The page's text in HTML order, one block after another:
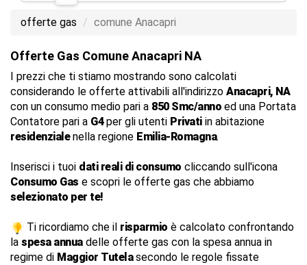
offerte gas comune Anacapri
Offerte Gas Comune Anacapri NA
I prezzi che ti stiamo mostrando sono calcolati
considerando le offerte attivabili all'indirizzo Anacapri, NA
con un consumo medio pari a 850 Smc/anno ed una Portata
Contatore pari a G4per gli utenti Privatiin abitazione
residenzialenella regione Emilia-Romagna.
Inserisci i tuoi dati reali di consumo cliccando sull'icona
Consumo Gas e scopri le offerte gas che abbiamo
selezionato per te!
Ti ricordiamo che il risparmio è calcolato confrontando
la spesa annuadelle offerte gas con la spesa annua in
regime di Maggior Tutelasecondo le regole fissate